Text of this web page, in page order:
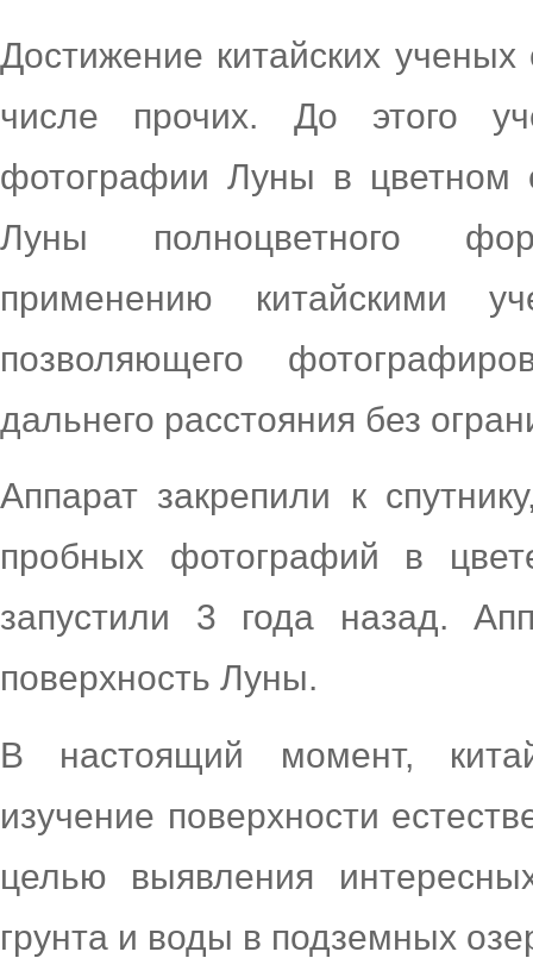
Достижение китайских
числе прочих. До этого
фотографии Луны в цветном
Луны полноцветного
применению китайскими
позволяющего
дальнего расстояния без
Аппарат закрепили к
пробных фотографий в
запустили 3 года назад.
поверхность Луны.
В настоящий момент,
изучение поверхности
целью выявления
грунта и воды в подземных